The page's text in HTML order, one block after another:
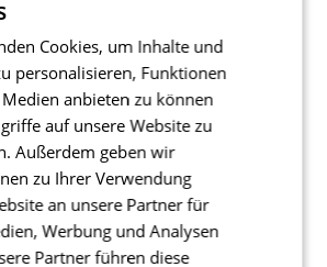
Vent+ | lime
Cookies, um Inhalte und
personalisieren, Funktionen
anbieten zu können
auf unsere Website zu
Außerdem geben wir
zu Ihrer Verwendung
an unsere Partner für
Werbung und Analysen
Partner führen diese